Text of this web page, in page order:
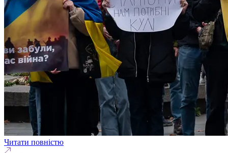
Читати повністю